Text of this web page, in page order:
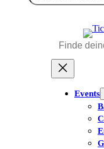
Suchen
Events
Tickets kaufen